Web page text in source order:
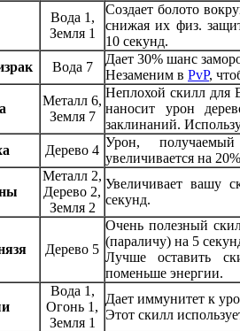
Вода 1,
Земля 1
Создает болото
снижая их физ.
10 секунд.
Вода 7
Дает 30% шанс
Незаменим в PvP,
Металл 6,
Земля 7
Неплохой скилл для
наносит урон
заклинаний.
Дерево 4
Урон,
увеличивается на
Металл 2,
Дерево 2,
Земля 2
Увеличивает вашу
секунд.
Дерево 5
Очень полезный
(параличу) на 5
Лучше оставить
поменьше энергии.
Вода 1,
Огонь 1,
Земля 1
Дает иммунитет к
Этот скилл